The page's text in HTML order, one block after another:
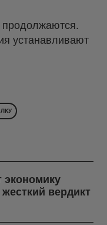
продолжаются.
устанавливают
экономику
вердикт